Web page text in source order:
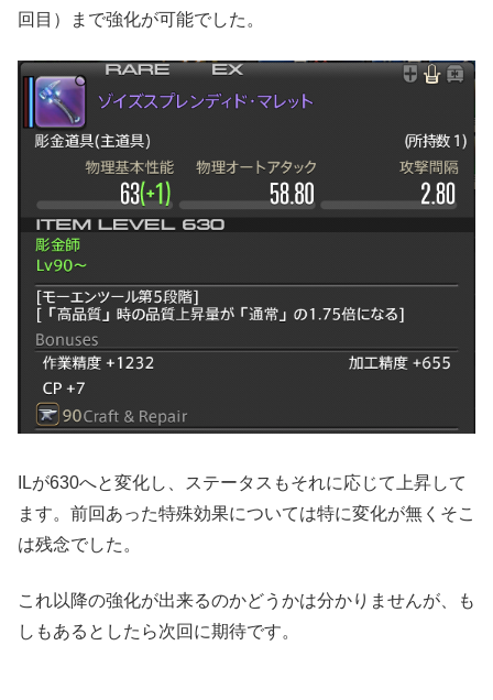
回目）まで強化が可能でした。
ILが630へと変化し、ステータスもそれに応じて上昇して
ます。前回あった特殊効果については特に変化が無くそこ
は残念でした。
これ以降の強化が出来るのかどうかは分かりませんが、も
しもあるとしたら次回に期待です。